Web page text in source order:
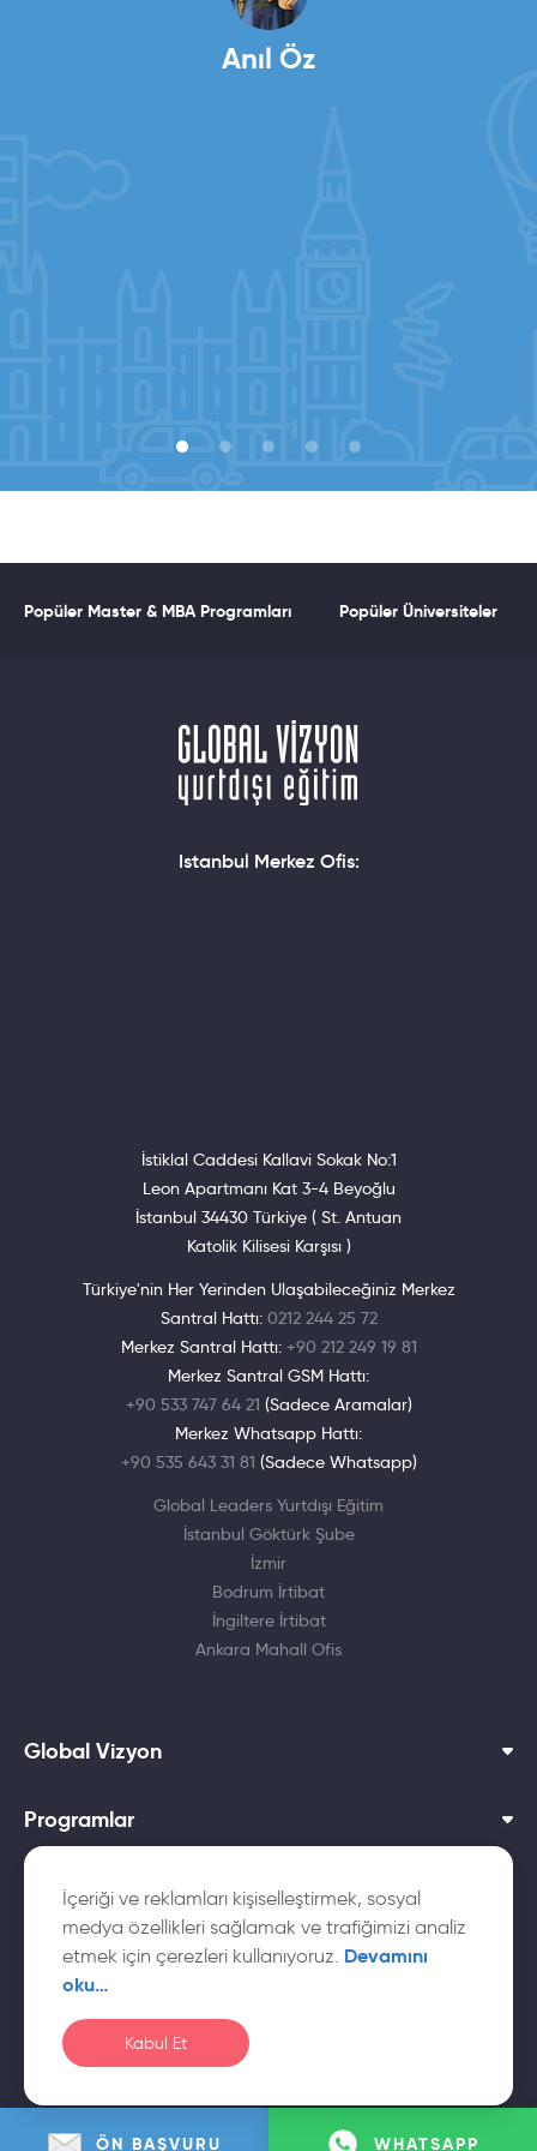
ÖN BAŞVURU WHATSAPP
İçeriği ve reklamları kişiselleştirmek, sosyal
medya özellikleri sağlamak ve trafiğimizi analiz
etmek için çerezleri kullanıyoruz. Devamını
oku…
Kabul Et
Anıl Öz
Global Vizyon ailesine çok teşekkür ederim.
Popüler Master & MBA Programları Popüler Üniversiteler
Istanbul Merkez Ofis:
İstiklal Caddesi Kallavi Sokak No:1
Leon Apartmanı Kat 3-4 Beyoğlu
İstanbul 34430 Türkiye ( St. Antuan
Katolik Kilisesi Karşısı )
Türkiye'nin Her Yerinden Ulaşabileceğiniz Merkez
Santral Hattı: 0212 244 25 72
Merkez Santral Hattı: +90 212 249 19 81
Merkez Santral GSM Hattı:
+90 533 747 64 21 (Sadece Aramalar)
Merkez Whatsapp Hattı:
+90 535 643 31 81 (Sadece Whatsapp)
Global Leaders Yurtdışı Eğitim
İstanbul Göktürk Şube
İzmir
Bodrum İrtibat
İngiltere İrtibat
Ankara Mahall Ofis
Global Vizyon
Programlar
Dil Okulları
Yurtdışı Üniversiteler
© Global
Vizyon